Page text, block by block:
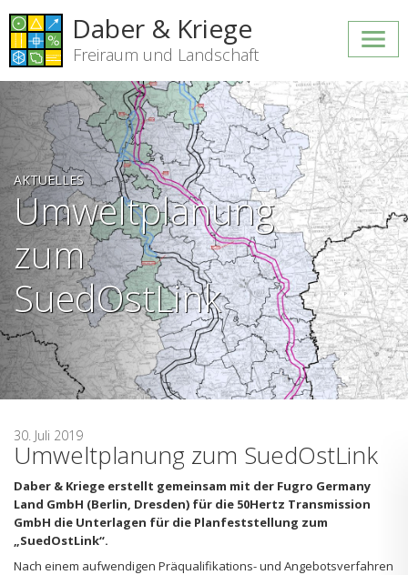
Daber & Kriege
Freiraum und Landschaft
AKTUELLES
Umweltplanung
zum
SuedOstLink
30. Juli 2019
Umweltplanung zum SuedOstLink
Daber & Kriege erstellt gemeinsam mit der Fugro Germany
Land GmbH (Berlin, Dresden) für die 50Hertz Transmission
GmbH die Unterlagen für die Planfeststellung zum
„SuedOstLink“.
Nach einem aufwendigen Präqualifikations- und Angebotsverfahren